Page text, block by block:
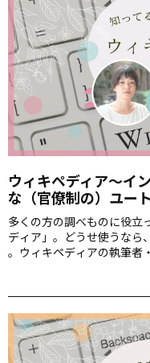
ウィキペディア～イ
な（官僚制の）ユー
多くの方の調べものに役立
ディア」。どうせ使うなら
――。ウィキペディアの執筆